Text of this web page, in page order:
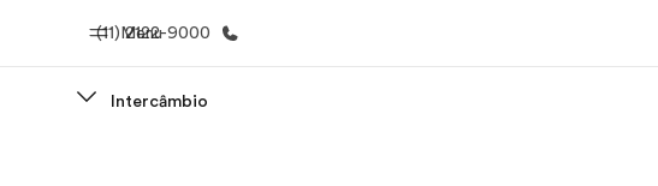
Menu
(11) 2122-9000
Intercâmbio